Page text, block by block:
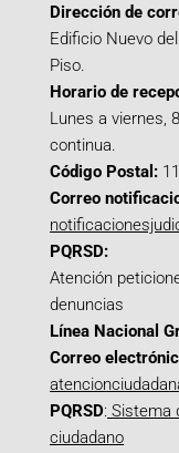
Dirección de
Edificio Nuevo
Piso.
Horario de
Lunes a viernes,
continua.
Código Postal:
Correo
PQRSD:
Atención
denuncias
Línea Nacional
Correo
PQRSD: Sistema
ciudadano